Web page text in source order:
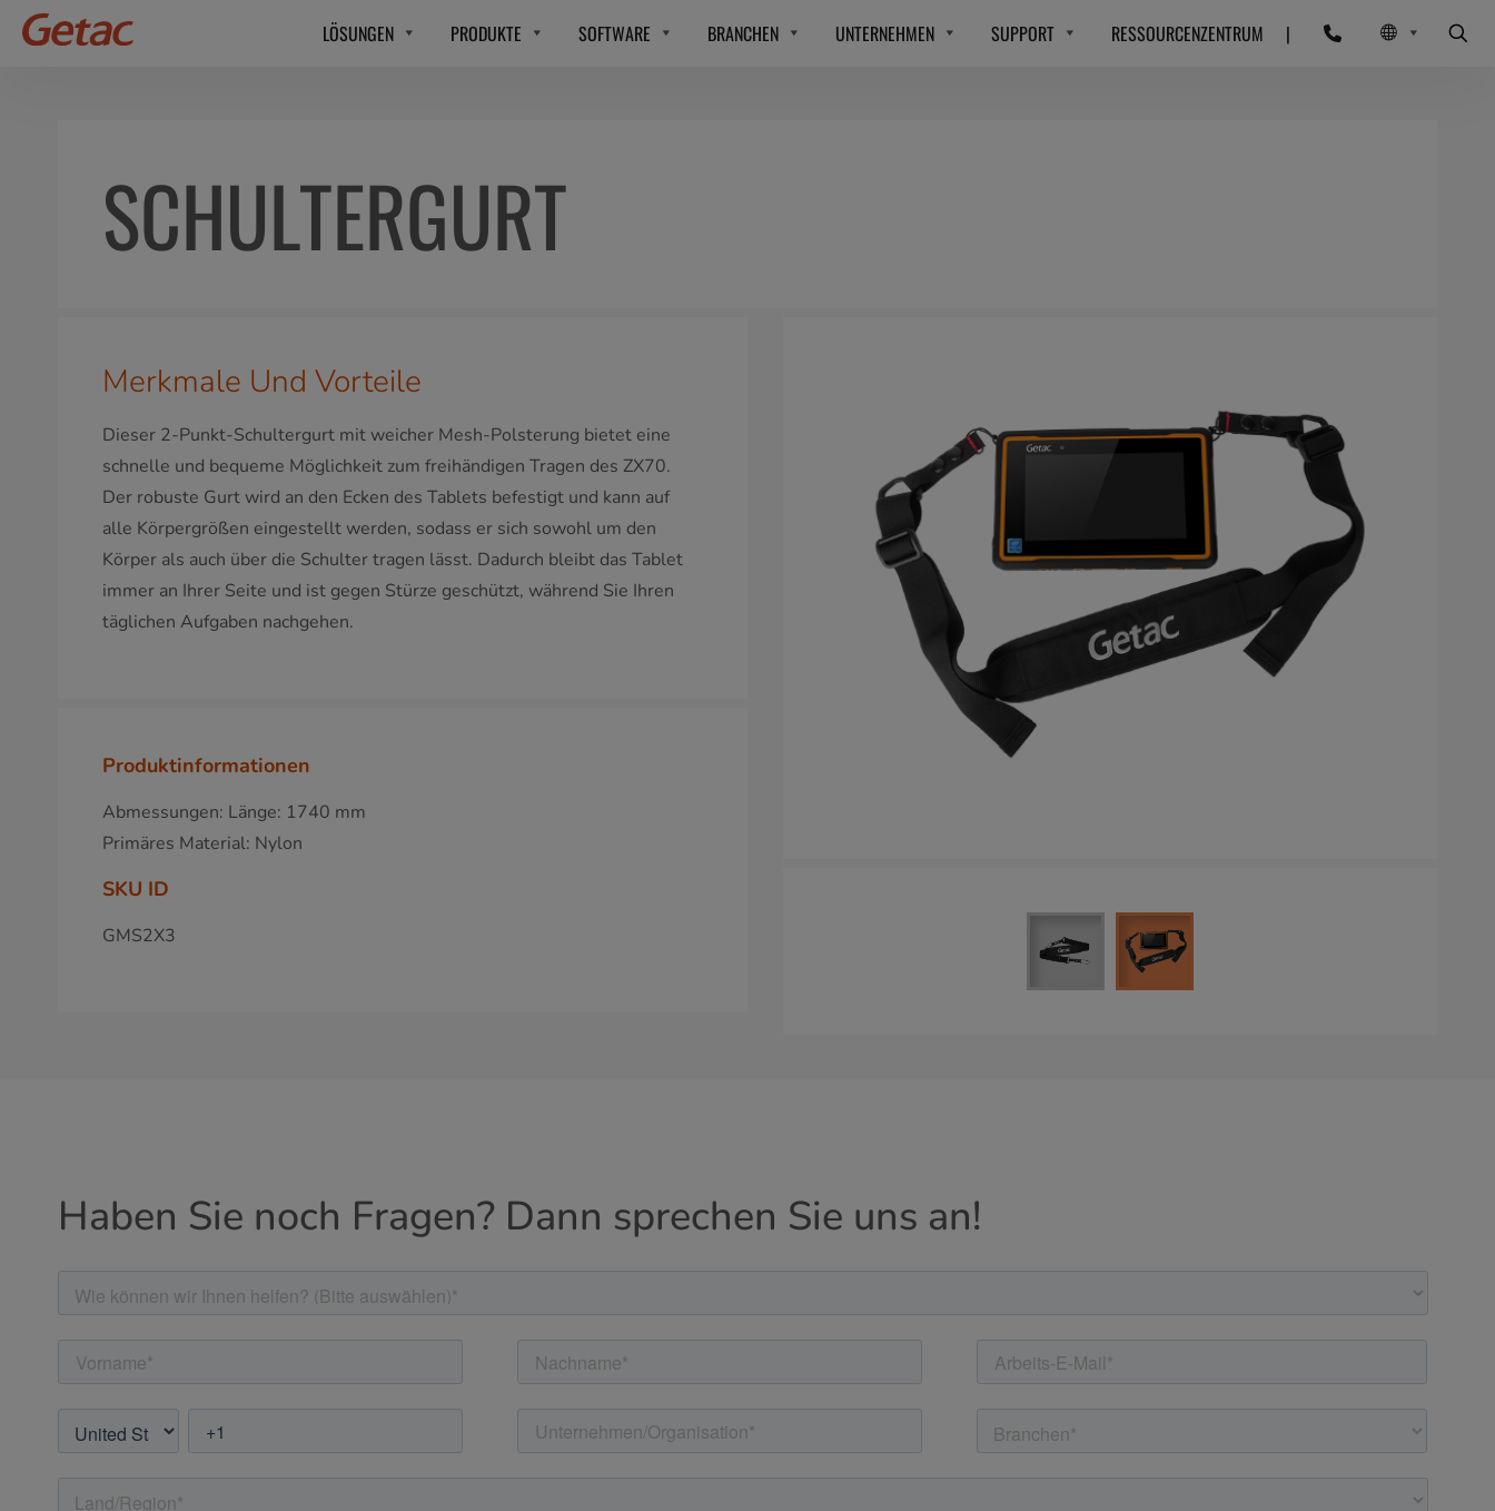
LÖSUNGEN PRODUKTE SOFTWARE BRANCHEN UNTERNEHMEN SUPPORT RESSOURCENZENTRUM |
SCHULTERGURT
Merkmale Und Vorteile
Dieser 2-Punkt-Schultergurt mit weicher Mesh-Polsterung bietet eine
schnelle und bequeme Möglichkeit zum freihändigen Tragen des ZX70.
Der robuste Gurt wird an den Ecken des Tablets befestigt und kann auf
alle Körpergrößen eingestellt werden, sodass er sich sowohl um den
Körper als auch über die Schulter tragen lässt. Dadurch bleibt das Tablet
immer an Ihrer Seite und ist gegen Stürze geschützt, während Sie Ihren
täglichen Aufgaben nachgehen.
Produktinformationen
Abmessungen: Länge: 1740 mm
Primäres Material: Nylon
SKU ID
GMS2X3
Haben Sie noch Fragen? Dann sprechen Sie uns an!